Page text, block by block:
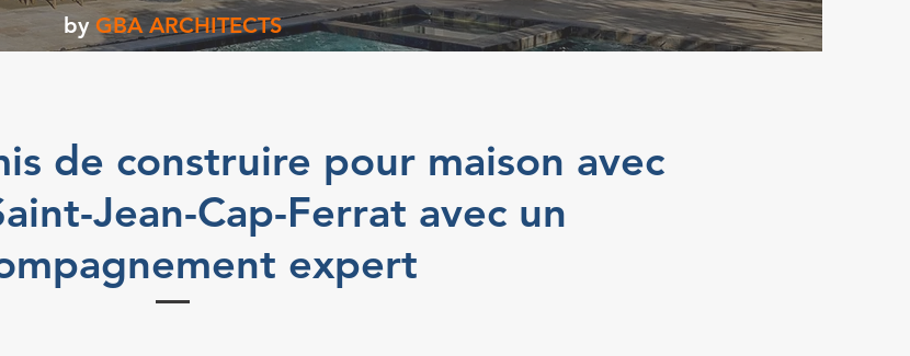
by GBA ARCHITECTS
de construire pour maison avec
Jean-Cap-Ferrat avec un
expert